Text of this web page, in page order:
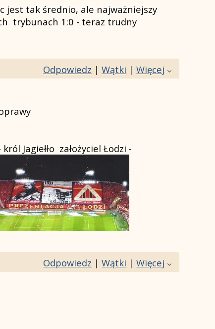
jest tak średnio, ale najważniejszy
trybunach 1:0 - teraz trudny
Odpowiedz |Wątki |Więcej
Jagiełło założyciel Łodzi -
Odpowiedz |Wątki |Więcej